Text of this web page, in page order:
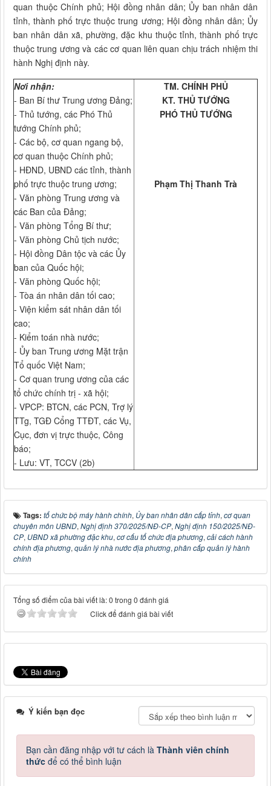
quan thuộc Chính phủ; Hội đồng nhân dân; Ủy ban nhân dân
tỉnh, thành phố trực thuộc trung ương; Hội đồng nhân dân; Ủy
ban nhân dân xã, phường, đặc khu thuộc tỉnh, thành phố trực
thuộc trung ương và các cơ quan liên quan chịu trách nhiệm thi
hành Nghị định này.
Nơi nhận:
- Ban Bí thư Trung ương Đảng;
- Thủ tướng, các Phó Thủ
tướng Chính phủ;
- Các bộ, cơ quan ngang bộ,
cơ quan thuộc Chính phủ;
- HĐND, UBND các tỉnh, thành
phố trực thuộc trung ương;
- Văn phòng Trung ương và
các Ban của Đảng;
- Văn phòng Tổng Bí thư;
- Văn phòng Chủ tịch nước;
- Hội đồng Dân tộc và các Ủy
ban của Quốc hội;
- Văn phòng Quốc hội;
- Tòa án nhân dân tối cao;
- Viện kiểm sát nhân dân tối
cao;
- Kiểm toán nhà nước;
- Ủy ban Trung ương Mặt trận
Tổ quốc Việt Nam;
- Cơ quan trung ương của các
tổ chức chính trị - xã hội;
- VPCP: BTCN, các PCN, Trợ lý
TTg, TGĐ Cổng TTĐT, các Vụ,
Cục, đơn vị trực thuộc, Công
báo;
- Lưu: VT, TCCV (2b)
TM. CHÍNH PHỦ
KT. THỦ TƯỚNG
PHÓ THỦ TƯỚNG
Phạm Thị Thanh Trà
Tags: tổ chức bộ máy hành chính, Ủy ban nhân dân cấp tỉnh, cơ quan
chuyên môn UBND, Nghị định 370/2025/NĐ-CP, Nghị định 150/2025/NĐ-
CP, UBND xã phường đặc khu, cơ cấu tổ chức địa phương, cải cách hành
chính địa phương, quản lý nhà nước địa phương, phân cấp quản lý hành
chính
Tổng số điểm của bài viết là: 0 trong 0 đánh giá
Click để đánh giá bài viết
Ý kiến bạn đọc
Bạn cần đăng nhập với tư cách là Thành viên chính
thức để có thể bình luận